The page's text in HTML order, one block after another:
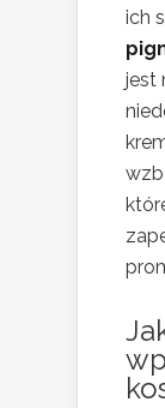
ich
jest